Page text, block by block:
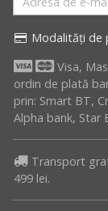
Modalități de
Visa,
ordin de plată
prin: Smart BT,
Alpha bank, Star
Transport
499 lei.